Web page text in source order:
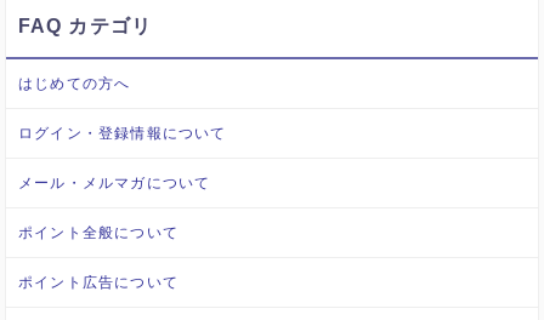
FAQ カテゴリ
はじめての方へ
ログイン・登録情報について
メール・メルマガについて
ポイント全般について
ポイント広告について